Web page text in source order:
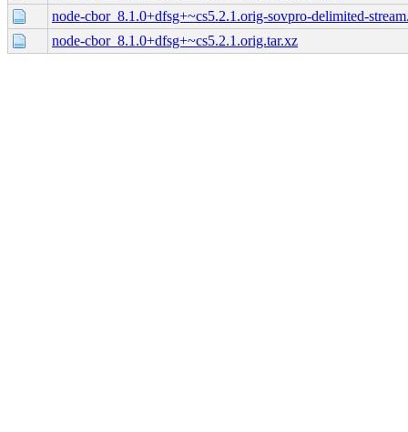
node-cbor_8.1.0+dfsg+~cs5.2.1.orig-sovpro-delimited-
node-cbor_8.1.0+dfsg+~cs5.2.1.orig.tar.xz